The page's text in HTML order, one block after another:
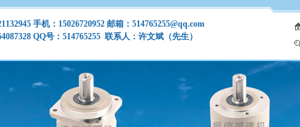
手机：15026720952 邮箱：514765255@qq.com
QQ号：514765255 联系人：许文斌（先生）